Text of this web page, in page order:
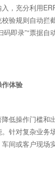
充分利用
验规则自动拦
即录”“票据自
体验
操作门槛和
针对复杂业务
、车间或客户现